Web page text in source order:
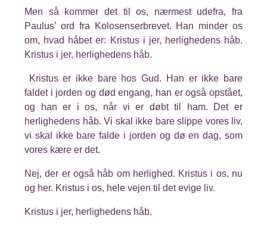
Men så kommer det til os, nærmest udefra, fra
Paulus’ ord fra Kolosenserbrevet. Han minder os
om, hvad håbet er: Kristus i jer, herlighedens håb.
Kristus i jer, herlighedens håb.
Kristus er ikke bare hos Gud. Han er ikke bare
faldet i jorden og død engang, han er også opstået,
og han er i os, når vi er døbt til ham. Det er
herlighedens håb. Vi skal ikke bare slippe vores liv,
vi skal ikke bare falde i jorden og dø en dag, som
vores kære er det.
Nej, der er også håb om herlighed. Kristus i os, nu
og her. Kristus i os, hele vejen til det evige liv.
Kristus i jer, herlighedens håb.